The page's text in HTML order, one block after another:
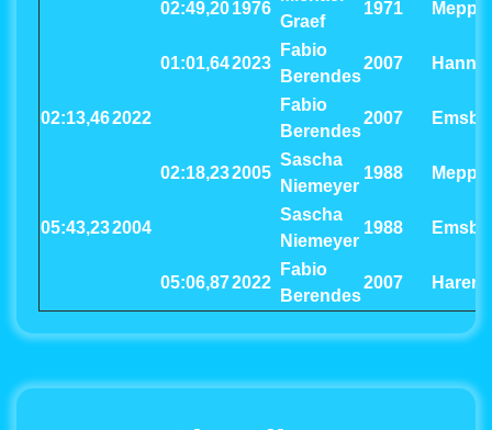
02:49,201976
Graef
1971
01:01,642023
Fabio
Berendes
2007
02:13,462022
Fabio
Berendes
2007
02:18,232005
Sascha
Niemeyer
1988
05:43,232004
Sascha
Niemeyer
1988
05:06,872022
Fabio
Berendes
2007 Haren